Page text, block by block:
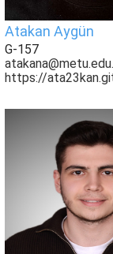
Atakan Aygün
G-157
https://